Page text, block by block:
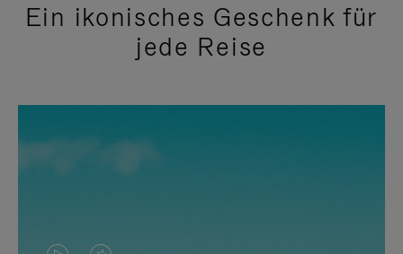
Ein ikonisches Geschenk für
jede Reise